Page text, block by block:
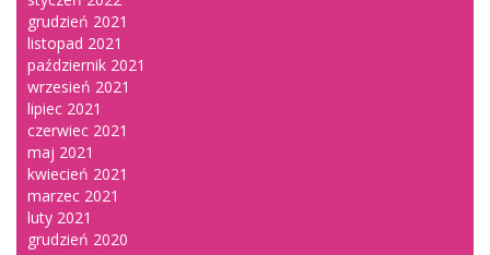
grudzień 2021
listopad 2021
październik 2021
wrzesień 2021
lipiec 2021
czerwiec 2021
maj 2021
kwiecień 2021
marzec 2021
luty 2021
grudzień 2020